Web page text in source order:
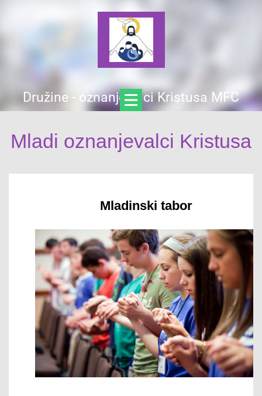
Družine - oznanjevalci Kristusa MFC
Mladi oznanjevalci Kristusa
Mladinski tabor